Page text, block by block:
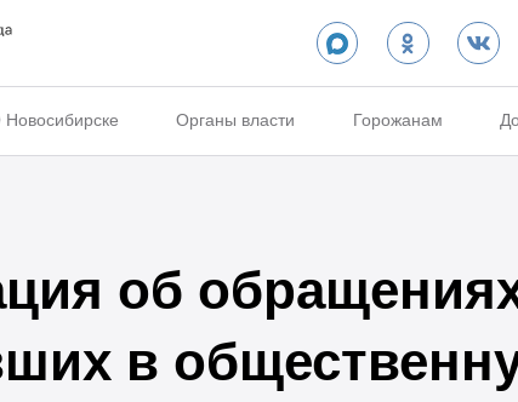
Органы власти Горожанам
об
в